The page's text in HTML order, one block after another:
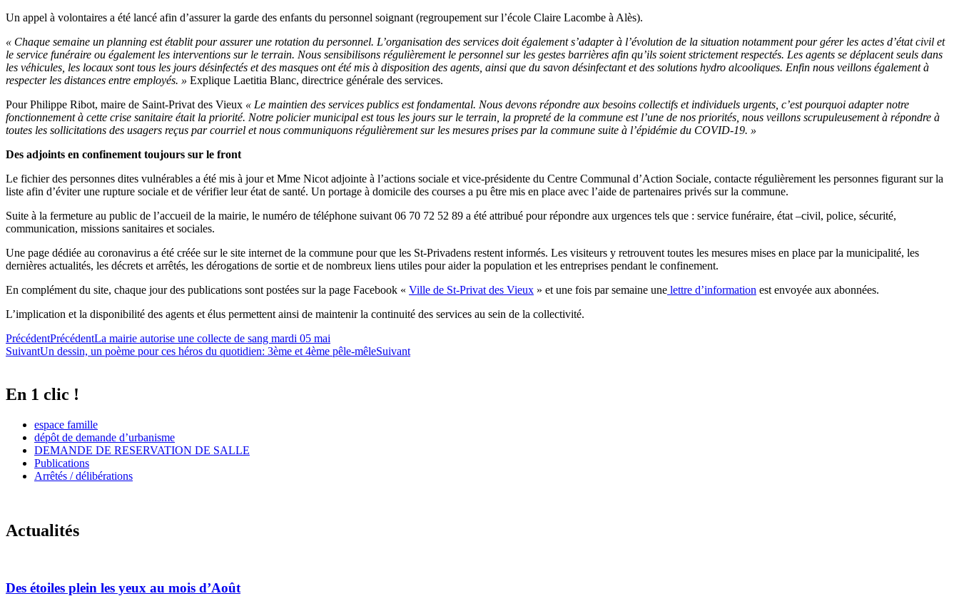
Un appel à volontaires a été lancé afin d’assurer la garde des enfants du personnel soignant (regroupement sur l’école Claire Lacombe à Alès).
« Chaque semaine un planning est établit pour assurer une rotation du personnel. L’organisation des services doit également s’adapter à l’évolution de la situation notamment pour gérer les actes d’état civil et
le service funéraire ou également les interventions sur le terrain. Nous sensibilisons régulièrement le personnel sur les gestes barrières afin qu’ils soient strictement respectés. Les agents se déplacent seuls dans
les véhicules, les locaux sont tous les jours désinfectés et des masques ont été mis à disposition des agents, ainsi que du savon désinfectant et des solutions hydro alcooliques. Enfin nous veillons également à
respecter les distances entre employés. » Explique Laetitia Blanc, directrice générale des services.
Pour Philippe Ribot, maire de Saint-Privat des Vieux « Le maintien des services publics est fondamental. Nous devons répondre aux besoins collectifs et individuels urgents, c’est pourquoi adapter notre
fonctionnement à cette crise sanitaire était la priorité. Notre policier municipal est tous les jours sur le terrain, la propreté de la commune est l’une de nos priorités, nous veillons scrupuleusement à répondre à
toutes les sollicitations des usagers reçus par courriel et nous communiquons régulièrement sur les mesures prises par la commune suite à l’épidémie du COVID-19. »
Des adjoints en confinement toujours sur le front
Le fichier des personnes dites vulnérables a été mis à jour et Mme Nicot adjointe à l’actions sociale et vice-présidente du Centre Communal d’Action Sociale, contacte régulièrement les personnes figurant sur la
liste afin d’éviter une rupture sociale et de vérifier leur état de santé. Un portage à domicile des courses a pu être mis en place avec l’aide de partenaires privés sur la commune.
Suite à la fermeture au public de l’accueil de la mairie, le numéro de téléphone suivant 06 70 72 52 89 a été attribué pour répondre aux urgences tels que : service funéraire, état –civil, police, sécurité,
communication, missions sanitaires et sociales.
Une page dédiée au coronavirus a été créée sur le site internet de la commune pour que les St-Privadens restent informés. Les visiteurs y retrouvent toutes les mesures mises en place par la municipalité, les
dernières actualités, les décrets et arrêtés, les dérogations de sortie et de nombreux liens utiles pour aider la population et les entreprises pendant le confinement.
En complément du site, chaque jour des publications sont postées sur la page Facebook « Ville de St-Privat des Vieux » et une fois par semaine une lettre d’information est envoyée aux abonnées.
L’implication et la disponibilité des agents et élus permettent ainsi de maintenir la continuité des services au sein de la collectivité.
PrécédentPrécédentLa mairie autorise une collecte de sang mardi 05 mai
SuivantUn dessin, un poème pour ces héros du quotidien: 3ème et 4ème pêle-mêleSuivant
En 1 clic !
espace famille
dépôt de demande d’urbanisme
DEMANDE DE RESERVATION DE SALLE
Publications
Arrêtés / délibérations
Actualités
Des étoiles plein les yeux au mois d’Août